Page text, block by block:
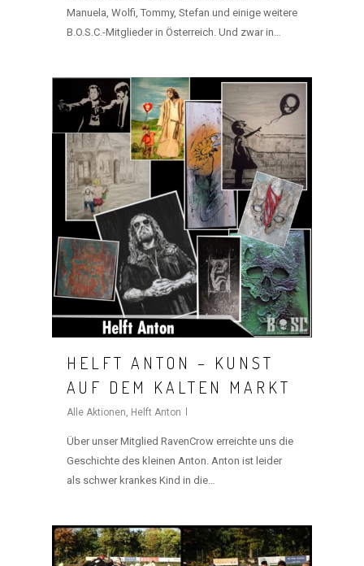
Manuela, Wolfi, Tommy, Stefan und einige weitere
B.O.S.C.-Mitglieder in Österreich. Und zwar in…
HELFT ANTON – KUNST
AUF DEM KALTEN MARKT
Alle Aktionen, Helft Anton
Über unser Mitglied RavenCrow erreichte uns die
Geschichte des kleinen Anton. Anton ist leider
als schwer krankes Kind in die…